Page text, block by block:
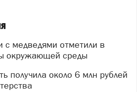
окружающей среды